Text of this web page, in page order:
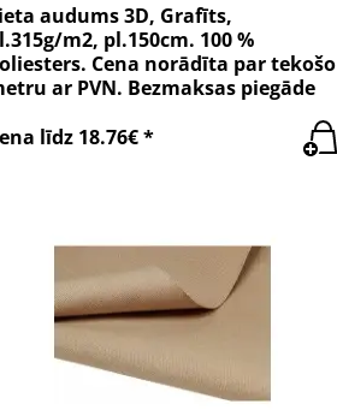
audums 3D, Grafīts,
m2, pl.150cm. 100 %
Cena norādīta par tekošo
ar PVN. Bezmaksas piegāde
līdz 18.76€ *